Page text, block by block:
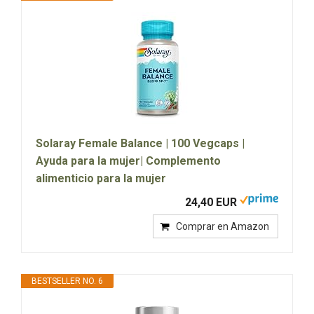
Solaray Female Balance | 100 Vegcaps |
Ayuda para la mujer| Complemento
alimenticio para la mujer
24,40 EUR
Comprar en Amazon
BESTSELLER NO. 6